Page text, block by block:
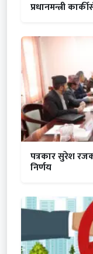
प्रधानमन्त्री
पत्रकार सुरेश
निर्णय